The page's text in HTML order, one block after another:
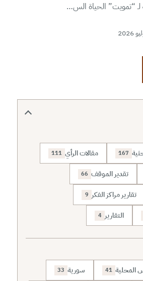
لـ “تمويت” الحياة الس…
167 مقالات الرأي 111
تقدير الموقف 66
تقارير مراكز الفكر 9
التقارير 4
المحلية 41 سورية 33